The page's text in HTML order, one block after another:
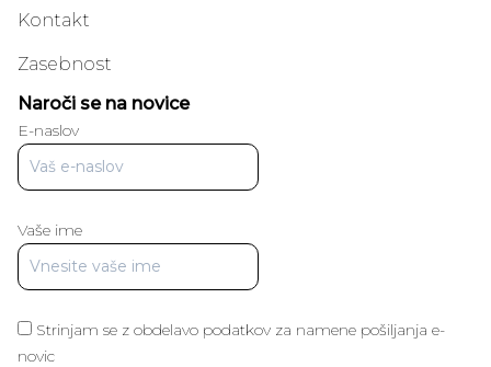
Kontakt
Zasebnost
Naroči se na novice
E-naslov
Vaše ime
Strinjam se z obdelavo podatkov za namene pošiljanja e-
novic